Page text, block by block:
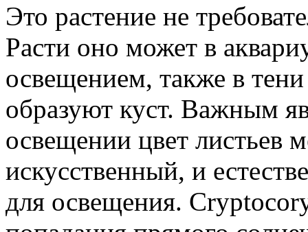
Это растение не
Расти оно может в
освещением, также в
образуют куст. Важным
освещении цвет листьев
искусственный, и
для освещения.